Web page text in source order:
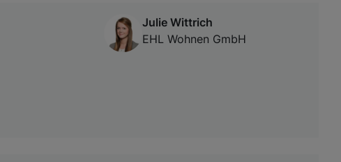
Julie Wittrich
EHL Wohnen GmbH